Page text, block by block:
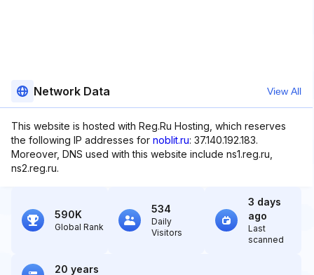
Network Data View All
This website is hosted with Reg.Ru Hosting, which reserves
the following IP addresses for noblit.ru: 37.140.192.183.
Moreover, DNS used with this website include ns1.reg.ru,
ns2.reg.ru.
590K
Global Rank
534
Daily
Visitors
3 days
ago
Last
scanned
20 years